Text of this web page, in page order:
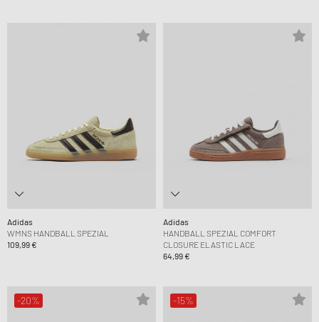
Adidas
WMNS HANDBALL SPEZIAL
109,99 €
Adidas
HANDBALL SPEZIAL COMFORT
CLOSURE ELASTIC LACE
64,99 €
-20% -15%